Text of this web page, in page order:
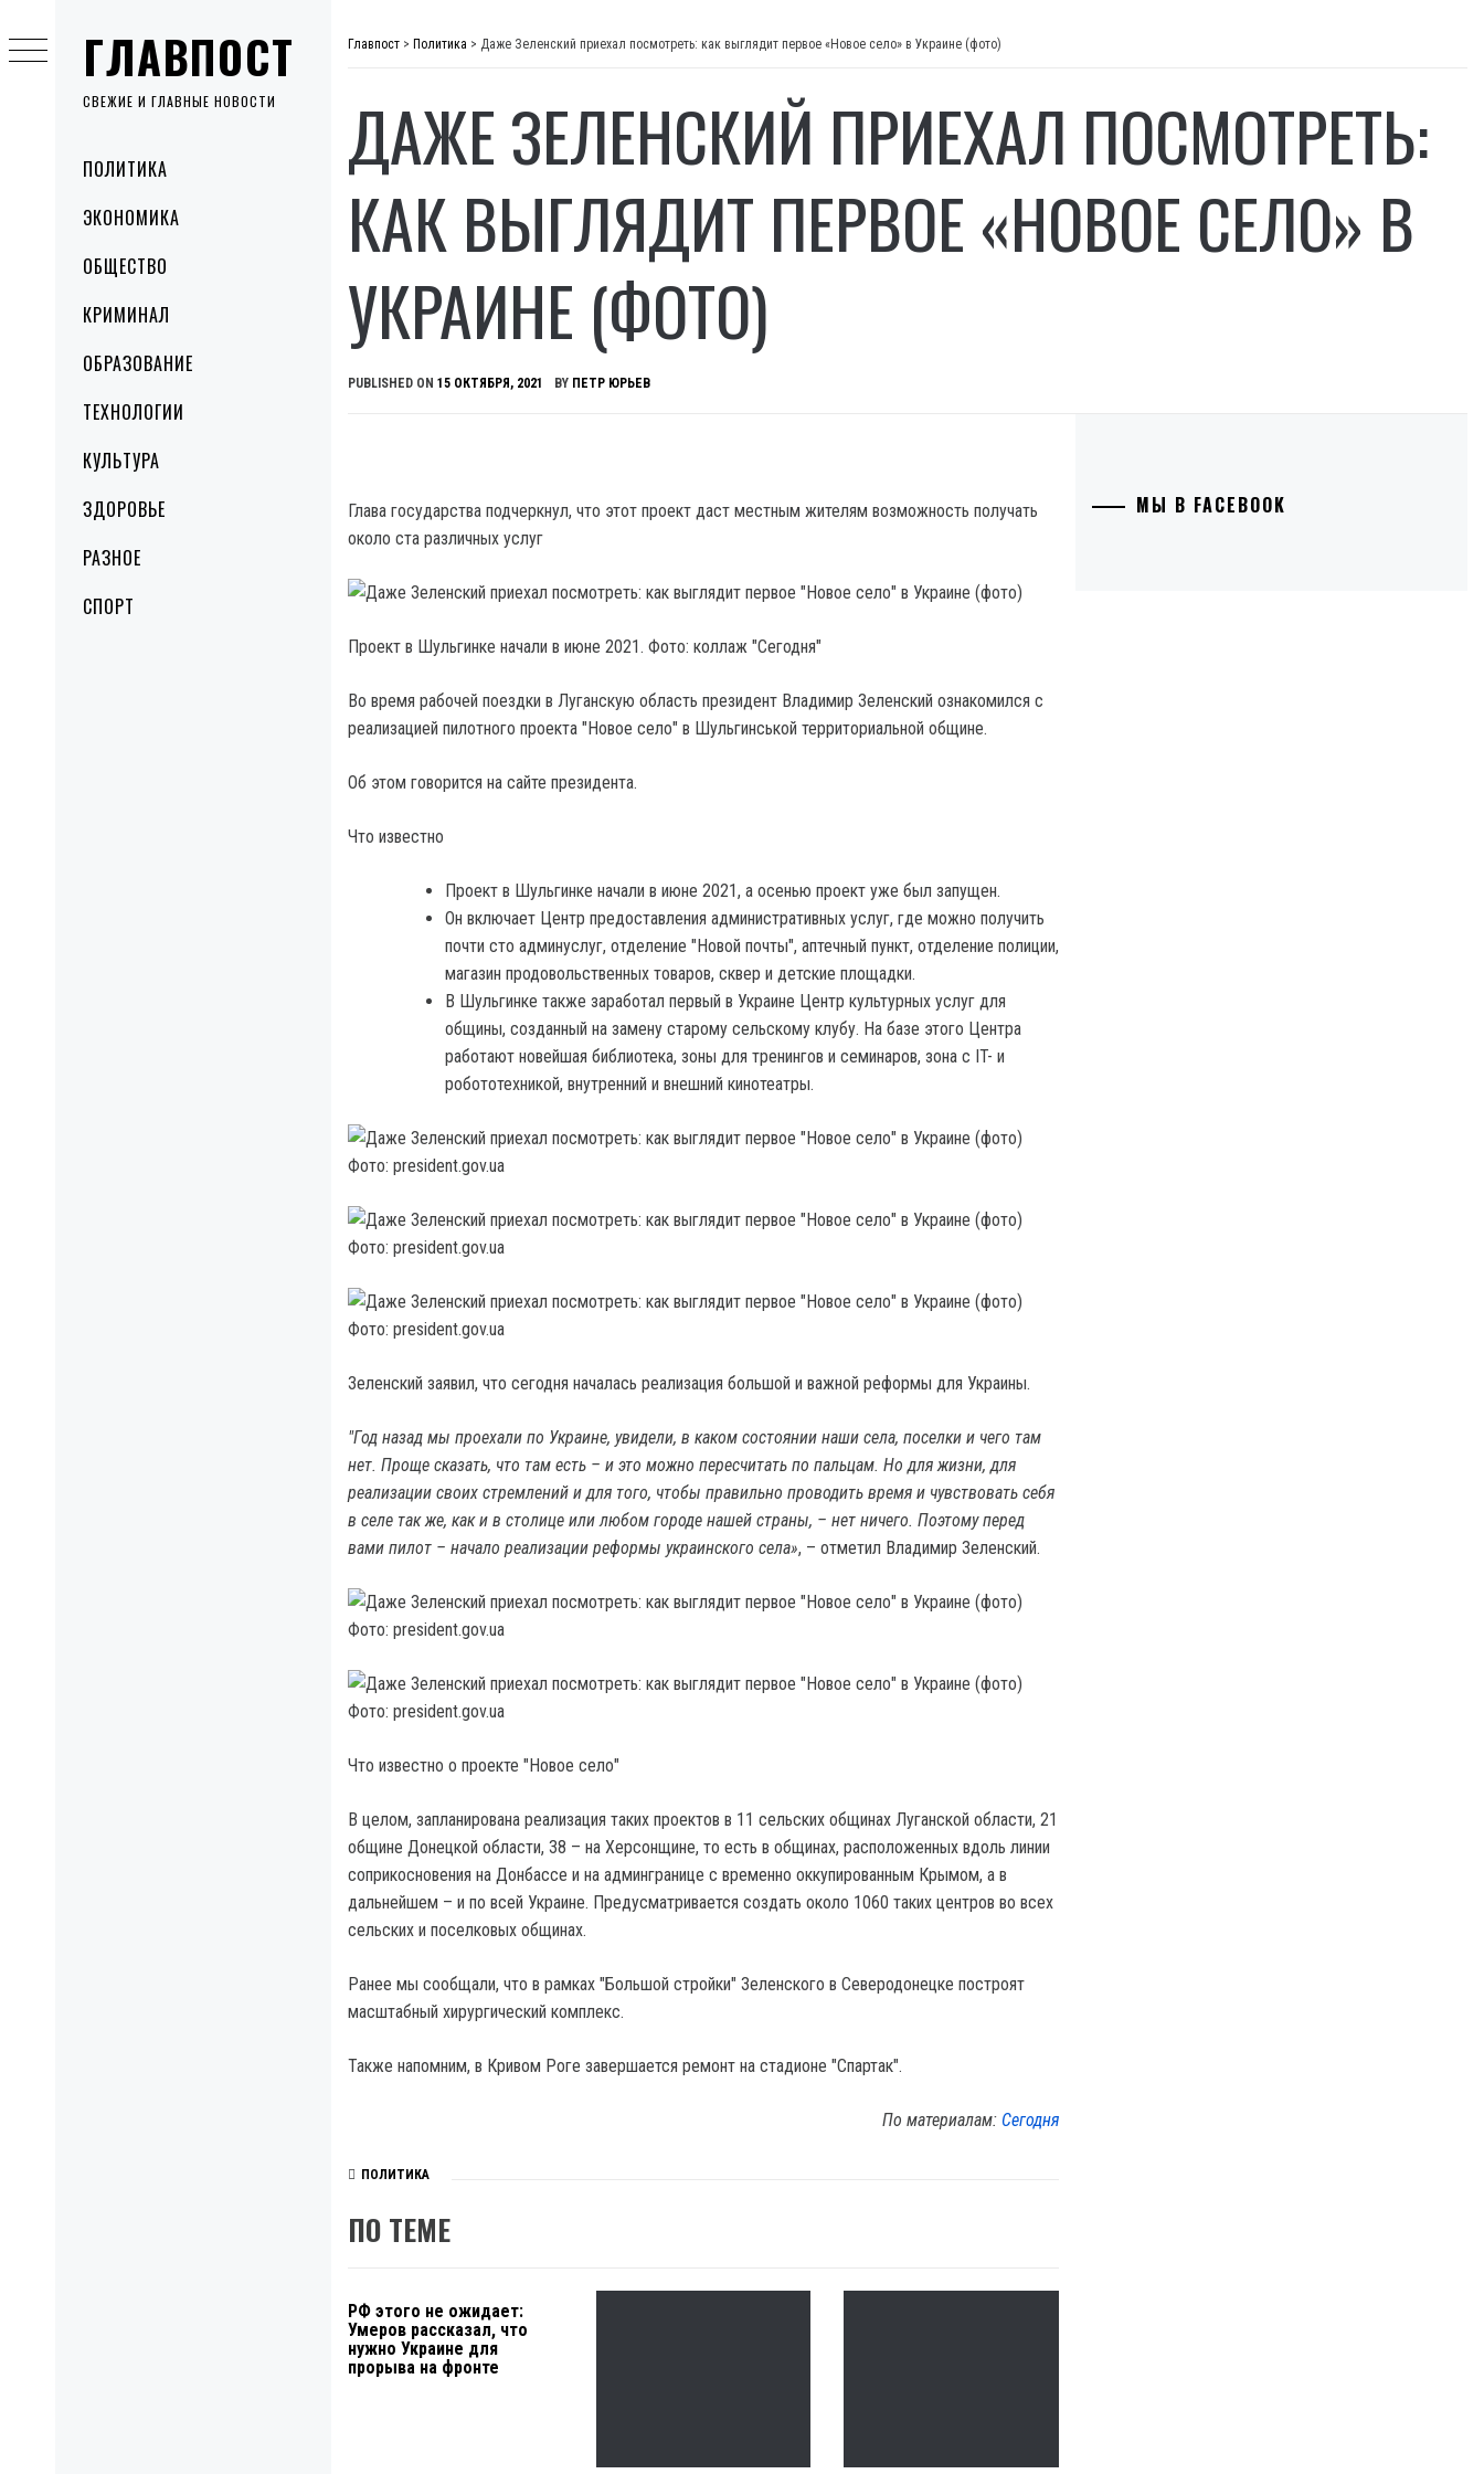
ГЛАВПОСТ
СВЕЖИЕ И ГЛАВНЫЕ НОВОСТИ
MenuПОЛИТИКА
ЭКОНОМИКА
ОБЩЕСТВО
КРИМИНАЛ
ОБРАЗОВАНИЕ
ТЕХНОЛОГИИ
КУЛЬТУРА
ЗДОРОВЬЕ
РАЗНОЕ
СПОРТ
to
content
Главпост > Политика > Даже Зеленский приехал посмотреть: как выглядит первое «Новое село» в Украине (фото)
ДАЖЕ ЗЕЛЕНСКИЙ ПРИЕХАЛ ПОСМОТРЕТЬ:
КАК ВЫГЛЯДИТ ПЕРВОЕ «НОВОЕ СЕЛО» В
УКРАИНЕ (ФОТО)
PUBLISHED ON 15 ОКТЯБРЯ, 2021 BY ПЕТР ЮРЬЕВ
Глава государства подчеркнул, что этот проект даст местным жителям возможность получать
около ста различных услуг
Проект в Шульгинке начали в июне 2021. Фото: коллаж "Сегодня"
Во время рабочей поездки в Луганскую область президент Владимир Зеленский ознакомился с
реализацией пилотного проекта "Новое село" в Шульгинськой территориальной общине.
Об этом говорится на сайте президента.
Что известно
Проект в Шульгинке начали в июне 2021, а осенью проект уже был запущен.
Он включает Центр предоставления административных услуг, где можно получить
почти сто админуслуг, отделение "Новой почты", аптечный пункт, отделение полиции,
магазин продовольственных товаров, сквер и детские площадки.
В Шульгинке также заработал первый в Украине Центр культурных услуг для
общины, созданный на замену старому сельскому клубу. На базе этого Центра
работают новейшая библиотека, зоны для тренингов и семинаров, зона с IT- и
робототехникой, внутренний и внешний кинотеатры.
Фото: president.gov.ua
Фото: president.gov.ua
Фото: president.gov.ua
Зеленский заявил, что сегодня началась реализация большой и важной реформы для Украины.
"Год назад мы проехали по Украине, увидели, в каком состоянии наши села, поселки и чего там
нет. Проще сказать, что там есть – и это можно пересчитать по пальцам. Но для жизни, для
реализации своих стремлений и для того, чтобы правильно проводить время и чувствовать себя
в селе так же, как и в столице или любом городе нашей страны, – нет ничего. Поэтому перед
вами пилот – начало реализации реформы украинского села», – отметил Владимир Зеленский.
Фото: president.gov.ua
Фото: president.gov.ua
Что известно о проекте "Новое село"
В целом, запланирована реализация таких проектов в 11 сельских общинах Луганской области, 21
общине Донецкой области, 38 – на Херсонщине, то есть в общинах, расположенных вдоль линии
соприкосновения на Донбассе и на админгранице с временно оккупированным Крымом, а в
дальнейшем – и по всей Украине. Предусматривается создать около 1060 таких центров во всех
сельских и поселковых общинах.
Ранее мы сообщали, что в рамках "Большой стройки" Зеленского в Северодонецке построят
масштабный хирургический комплекс.
Также напомним, в Кривом Роге завершается ремонт на стадионе "Спартак".
По материалам: Сегодня
ПОЛИТИКА
ПО ТЕМЕ
РФ этого не ожидает:
Умеров рассказал, что
нужно Украине для
прорыва на фронте
МЫ В FACEBOOK